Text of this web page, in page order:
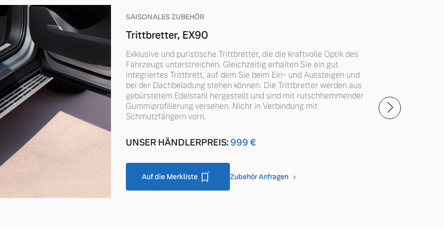
SAISONALES ZUBEHÖR
Trittbretter, EX90
Exklusive und puristische Trittbretter, die die kraftvolle Optik des
Fahrzeugs unterstreichen. Gleichzeitig erhalten Sie ein gut
integriertes Trittbrett, auf dem Sie beim Ein- und Aussteigen und
bei der Dachbeladung stehen können. Die Trittbretter werden aus
gebürstetem Edelstahl hergestellt und sind mit rutschhemmender
Gummiprofilierung versehen. Nicht in Verbindung mit
Schmutzfängern vorn.
UNSER HÄNDLERPREIS:999 €
Auf die Merkliste Zubehör Anfragen